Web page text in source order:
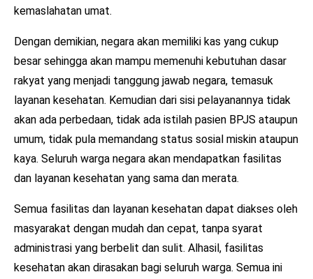
kemaslahatan umat.
Dengan demikian, negara akan memiliki kas yang cukup
besar sehingga akan mampu memenuhi kebutuhan dasar
rakyat yang menjadi tanggung jawab negara, temasuk
layanan kesehatan. Kemudian dari sisi pelayanannya tidak
akan ada perbedaan, tidak ada istilah pasien BPJS ataupun
umum, tidak pula memandang status sosial miskin ataupun
kaya. Seluruh warga negara akan mendapatkan fasilitas
dan layanan kesehatan yang sama dan merata.
Semua fasilitas dan layanan kesehatan dapat diakses oleh
masyarakat dengan mudah dan cepat, tanpa syarat
administrasi yang berbelit dan sulit. Alhasil, fasilitas
kesehatan akan dirasakan bagi seluruh warga. Semua ini